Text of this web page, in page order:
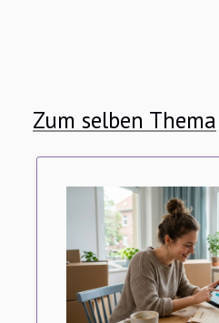
Zum selben Thema